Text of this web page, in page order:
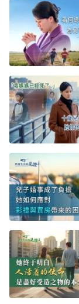
了，你把他撫
事還有很多，
他的使命要完
受造之物，你
分是什麽？你
的道路了嗎？
何從，他們生
樂、開不開心
上還是從思想
你應該放手，
感、肉體血
經没有任何關
樣追求真理（十
的包袱，感覺
盡到了，没必
至付出自己一